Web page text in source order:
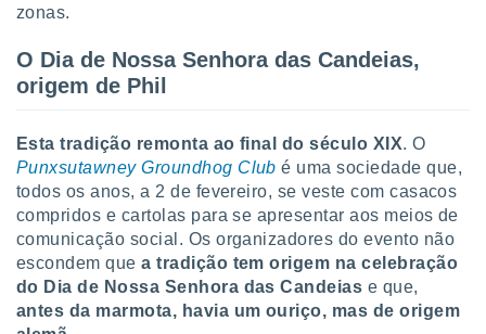
únicos
para
este sitio
IP e
de
possam
com
zonas.
O Dia de Nossa Senhora das Candeias,
origem de Phil
Esta tradição remonta ao final do século XIX. O
Punxsutawney Groundhog Club é uma sociedade que,
todos os anos, a 2 de fevereiro, se veste com casacos
compridos e cartolas para se apresentar aos meios de
comunicação social. Os organizadores do evento não
escondem quea tradição tem origem na celebração
do Dia de Nossa Senhora das Candeias e que,
antes da marmota, havia um ouriço, mas de origem